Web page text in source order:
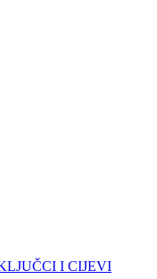
I CIJEVI